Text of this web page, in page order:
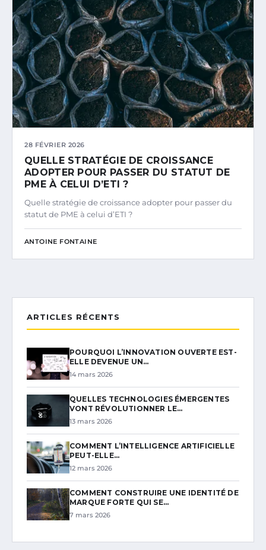
28 FÉVRIER 2026
QUELLE STRATÉGIE DE CROISSANCE
ADOPTER POUR PASSER DU STATUT DE
PME À CELUI D’ETI ?
Quelle stratégie de croissance adopter pour passer du
statut de PME à celui d’ETI ?
ANTOINE FONTAINE
ARTICLES RÉCENTS
POURQUOI L’INNOVATION OUVERTE EST-
ELLE DEVENUE UN…
14 mars 2026
QUELLES TECHNOLOGIES ÉMERGENTES
VONT RÉVOLUTIONNER LE…
13 mars 2026
COMMENT L’INTELLIGENCE ARTIFICIELLE
PEUT-ELLE…
12 mars 2026
COMMENT CONSTRUIRE UNE IDENTITÉ DE
MARQUE FORTE QUI SE…
7 mars 2026